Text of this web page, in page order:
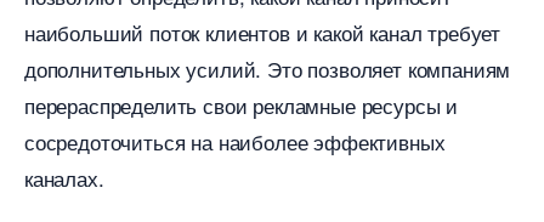
наибольший поток клиентов и какой канал требует
дополнительных усилий. Это позволяет компаниям
перераспределить свои рекламные ресурсы и
сосредоточиться на наиболее эффективных
каналах.